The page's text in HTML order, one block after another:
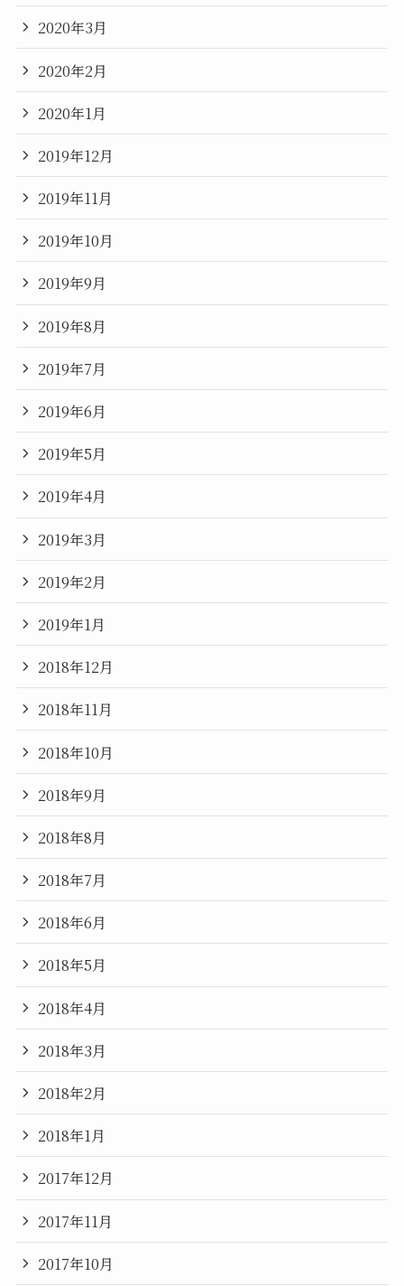
2020年3月
2020年2月
2020年1月
2019年12月
2019年11月
2019年10月
2019年9月
2019年8月
2019年7月
2019年6月
2019年5月
2019年4月
2019年3月
2019年2月
2019年1月
2018年12月
2018年11月
2018年10月
2018年9月
2018年8月
2018年7月
2018年6月
2018年5月
2018年4月
2018年3月
2018年2月
2018年1月
2017年12月
2017年11月
2017年10月